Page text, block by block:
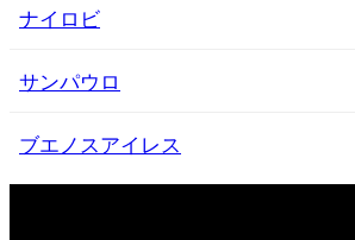
ナイロビ
サンパウロ
ブエノスアイレス